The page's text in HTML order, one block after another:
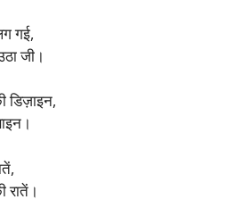
गई,
जी।​
डिज़ाइन,
रातें।​